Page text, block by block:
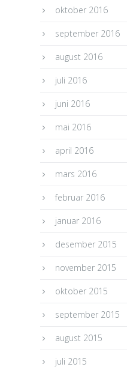
oktober 2016
september 2016
august 2016
juli 2016
juni 2016
mai 2016
april 2016
mars 2016
februar 2016
januar 2016
desember 2015
november 2015
oktober 2015
september 2015
august 2015
juli 2015